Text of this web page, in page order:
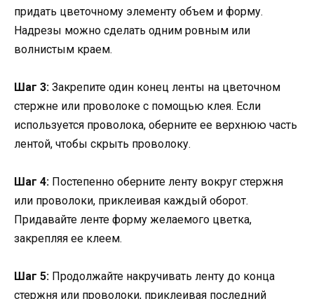
придать цветочному элементу объем и форму.
Надрезы можно сделать одним ровным или
волнистым краем.
Шаг 3: Закрепите один конец ленты на цветочном
стержне или проволоке с помощью клея. Если
используется проволока, оберните ее верхнюю часть
лентой, чтобы скрыть проволоку.
Шаг 4: Постепенно оберните ленту вокруг стержня
или проволоки, приклеивая каждый оборот.
Придавайте ленте форму желаемого цветка,
закрепляя ее клеем.
Шаг 5: Продолжайте накручивать ленту до конца
стержня или проволоки, приклеивая последний